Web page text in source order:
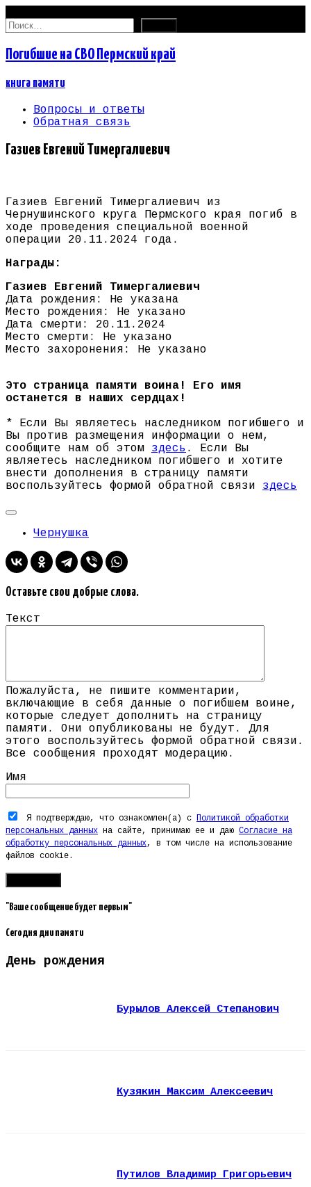
Найти:
Погибшие на СВО Пермский край
книга памяти
Вопросы и ответы
Обратная связь
Газиев Евгений Тимергалиевич
Газиев Евгений Тимергалиевич из
Чернушинского круга Пермского края погиб в
ходе проведения специальной военной
операции 20.11.2024 года.
Награды:
Газиев Евгений Тимергалиевич
Дата рождения: Не указана
Место рождения: Не указано
Дата смерти: 20.11.2024
Место смерти: Не указано
Место захоронения: Не указано
Это страница памяти воина! Его имя
останется в наших сердцах!
* Если Вы являетесь наследником погибшего и
Вы против размещения информации о нем,
сообщите нам об этом здесь . Если Вы
являетесь наследником погибшего и хотите
внести дополнения в страницу памяти
воспользуйтесь формой обратной связи здесь
Чернушка
Оставьте свои добрые слова.
Текст
Пожалуйста, не пишите комментарии,
включающие в себя данные о погибшем воине,
которые следует дополнить на страницу
памяти. Они опубликованы не будут. Для
этого воспользуйтесь формой обратной связи.
Все сообщения проходят модерацию.
Имя
Я подтверждаю, что ознакомлен(а) с
Политикой обработки
персональных данных на сайте, принимаю ее и даю Согласие на
обработку персональных данных, в том числе на использование
файлов cookie.
"Ваше сообщение будет первым"
Сегодня дни памяти
День рождения
Бурылов Алексей Степанович
Кузякин Максим Алексеевич
Путилов Владимир Григорьевич